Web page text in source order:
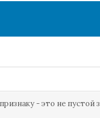
- это не пустой